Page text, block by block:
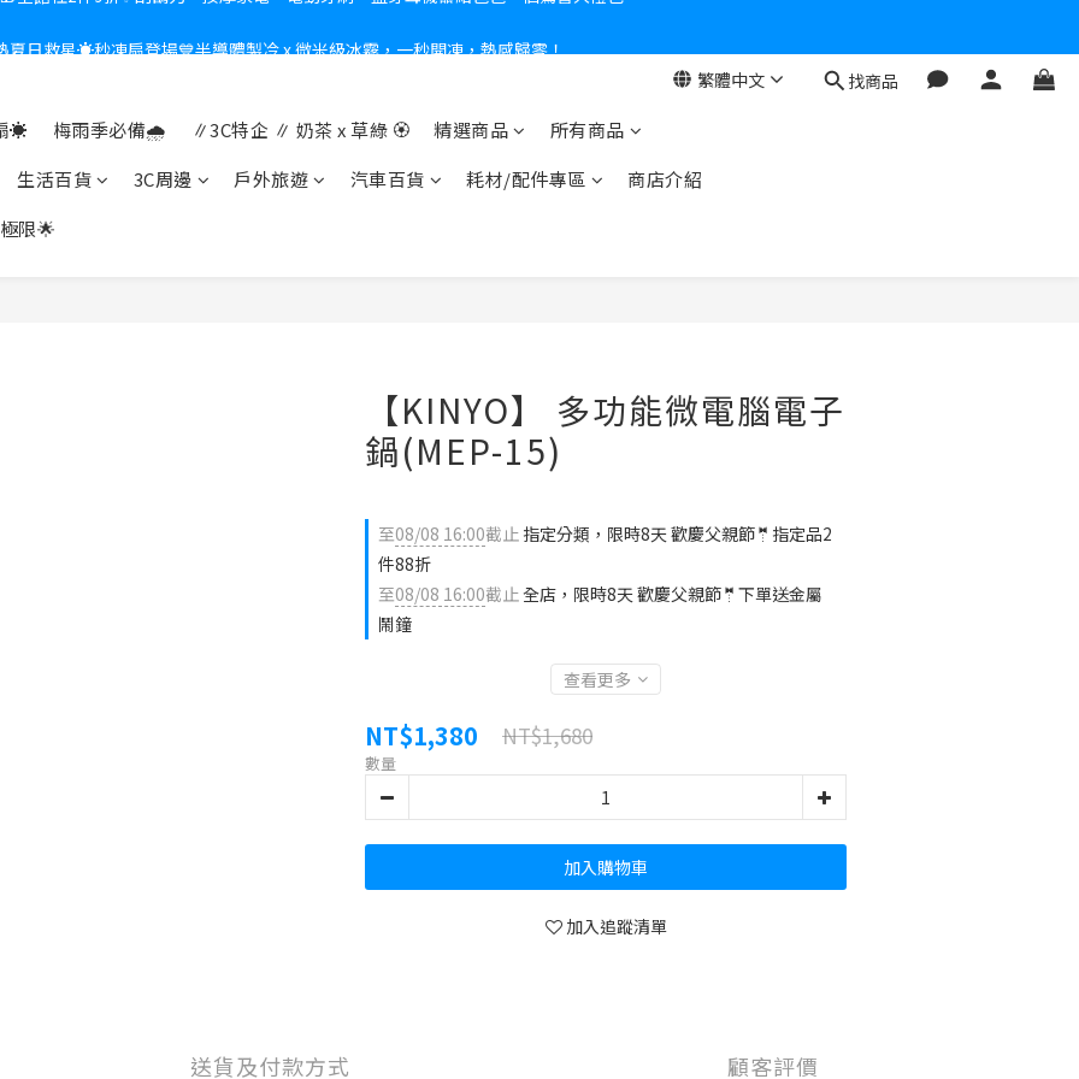
繁體中文 找商品
☀️ 梅雨季必備🌧️ ∥3C特企 ∥ 奶茶 x 草綠 🏵 精選商品
所有商品
生活百貨
3C周邊 戶外旅遊 汽車百貨 耗材/配件專區
商店介紹
限🌟
【KINYO】 多功能微電腦電子
鍋(MEP-15)
至08/08 16:00截止 指定分類，限時8天 歡慶父親節🤵指定品2
件88折
至08/08 16:00截止全店，限時8天 歡慶父親節🤵下單送金屬
鬧鐘
查看更多
NT$1,380 NT$1,680
數量
加入購物車
加入追蹤清單
送貨及付款方式 顧客評價